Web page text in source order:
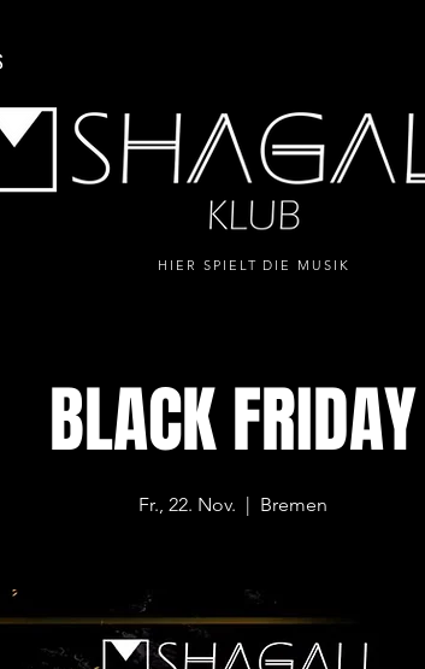
HIER SPIELT DIE MUSIK
BLACK FRIDAY
Fr., 22. Nov.
  |
Bremen